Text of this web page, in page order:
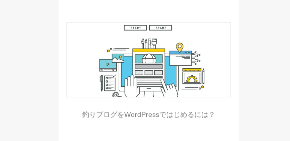
釣りブログをWordPressではじめるには？